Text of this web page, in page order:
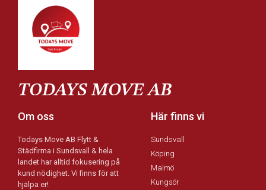
TODAYS MOVE AB
Om oss
Todays Move AB Flytt &
Städfirma i Sundsvall & hela
landet har alltid fokusering på
kund nödighet. Vi finns för att
hjälpa er!
Här finns vi
Sundsvall
Köping
Malmö
Kungsör